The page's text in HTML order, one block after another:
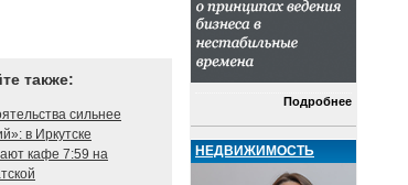
также:
сильнее
в Иркутске
кафе 7:59 на
Подробнее
НЕДВИЖИМОСТЬ